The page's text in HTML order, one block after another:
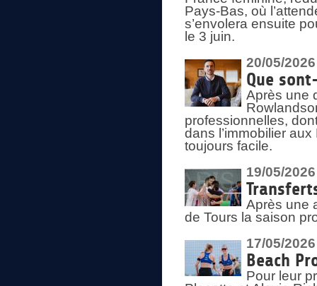
Pays-Bas, où
s’envolera ensuite
le 3 juin.
20/05/2026
Que
Après une
professionnelles,
dans l’immobilier
toujours facile.
19/05/2026
Après une
de Tours la saison
17/05/2026
Beach
Pour leur